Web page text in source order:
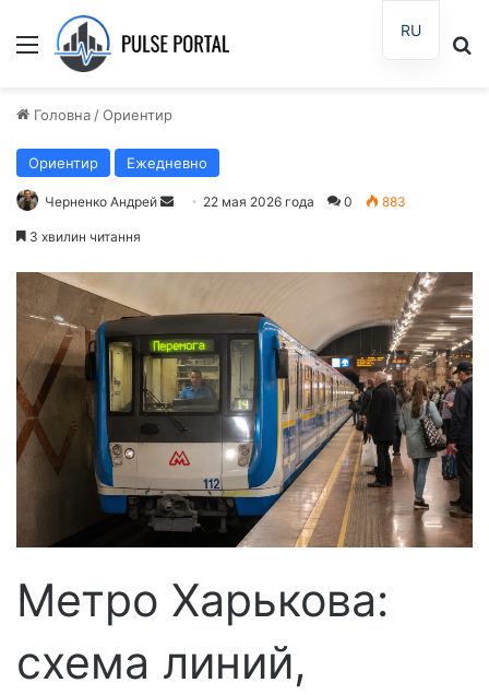
Меню
Головна /Ориентир
Ориентир Ежедневно
Черненко Андрей
в
и
т
ь
и
с
ь
22 мая 2026 года 0 883
3 хвилин читання
Метро Харькова:
схема линий,
RU